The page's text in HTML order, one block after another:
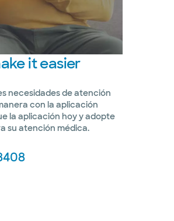
it easier
necesidades de atención
con la aplicación
la aplicación hoy y adopte
su atención médica.